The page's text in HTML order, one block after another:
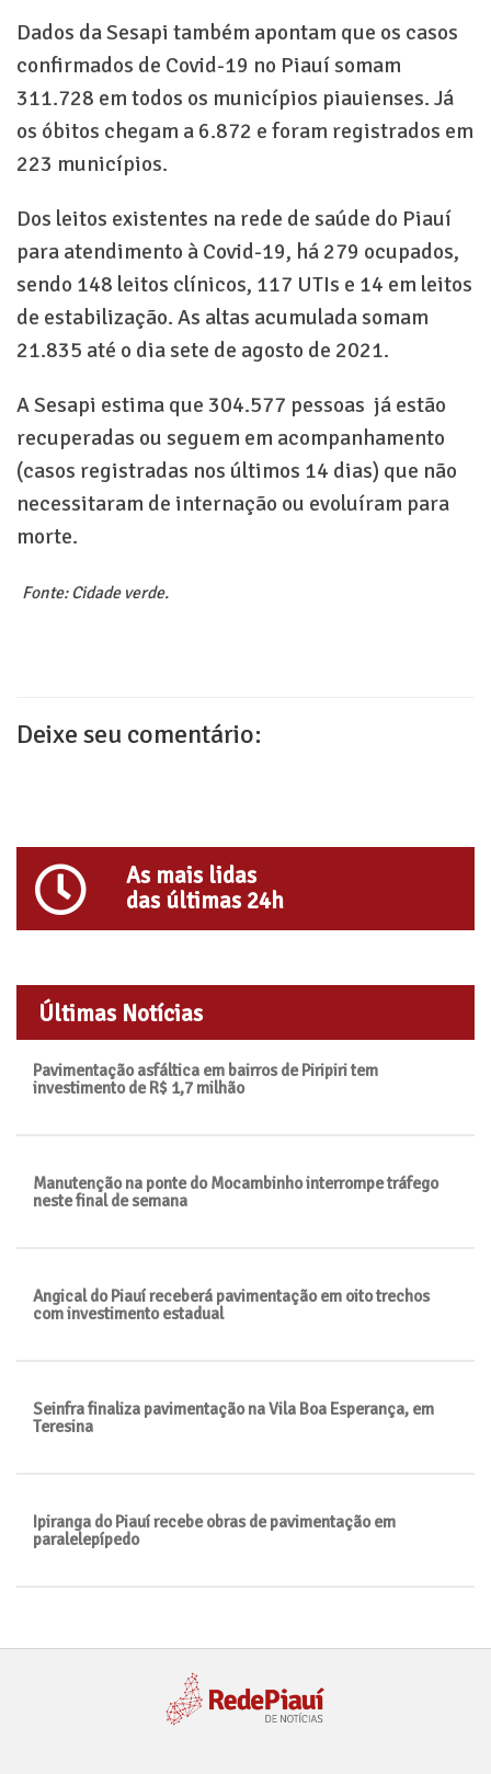
Dados da Sesapi também apontam que os casos
confirmados de Covid-19 no Piauí somam
311.728 em todos os municípios piauienses. Já
os óbitos chegam a 6.872 e foram registrados em
223 municípios.
Dos leitos existentes na rede de saúde do Piauí
para atendimento à Covid-19, há 279 ocupados,
sendo 148 leitos clínicos, 117 UTIs e 14 em leitos
de estabilização. As altas acumulada somam
21.835 até o dia sete de agosto de 2021.
A Sesapi estima que 304.577 pessoas já estão
recuperadas ou seguem em acompanhamento
(casos registradas nos últimos 14 dias) que não
necessitaram de internação ou evoluíram para
morte.
Fonte: Cidade verde.
Deixe seu comentário:
As mais lidas
das últimas 24h
Últimas Notícias
Pavimentação asfáltica em bairros de Piripiri tem
investimento de R$ 1,7 milhão
Manutenção na ponte do Mocambinho interrompe tráfego
neste final de semana
Angical do Piauí receberá pavimentação em oito trechos
com investimento estadual
Seinfra finaliza pavimentação na Vila Boa Esperança, em
Teresina
Ipiranga do Piauí recebe obras de pavimentação em
paralelepípedo